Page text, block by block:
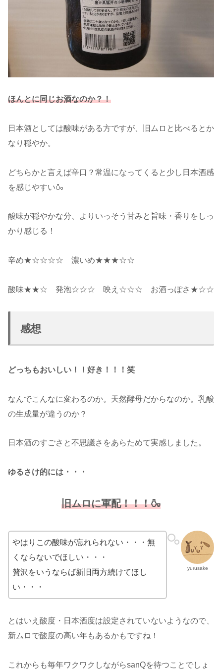
ほんとに同じお酒なのか？！
日本酒としては酸味がある方ですが、旧ムロと比べるとか
なり穏やか。
どちらかと言えば辛口？常温になってくると少し日本酒感
を感じやすい🍶
酸味が穏やかな分、よりいっそう甘みと旨味・香りをしっ
かり感じる！
辛め★☆☆☆☆ 濃いめ★★★☆☆
酸味★★☆ 発泡☆☆☆ 映え☆☆☆ お酒っぽさ★☆☆
感想
どっちもおいしい！！好き！！！笑
なんでこんなに変わるのか。天然酵母だからなのか。乳酸
の生成量が違うのか？
日本酒のすごさと不思議さをあらためて実感しました。
ゆるさけ的には・・・
旧ムロに軍配！！！🍶
yurusake
やはりこの酸味が忘れられない・・・無
くならないでほしい・・・
贅沢をいうならば新旧両方続けてほし
い・・・
とはいえ酸度・日本酒度は設定されていないようなので、
新ムロで酸度の高い年もあるかもですね！
これからも毎年ワクワクしながらsanQを待つことでしょ